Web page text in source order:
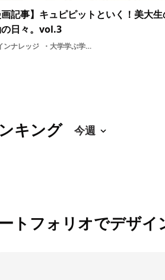
画記事】キュピピットといく！美大
日々。vol.3
ンナレッジ 大学学ぶ学生情報面接採用就職活動の日々漫画就活美大制作課題新卒選考基礎知識
キング
トフォリオでデザイ